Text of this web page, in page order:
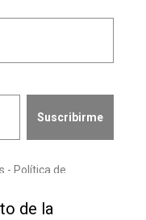
de la